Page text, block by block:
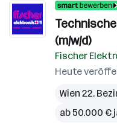
(m/w/d)
Fischer
Heute
Wien 22.
ab 50.000 €